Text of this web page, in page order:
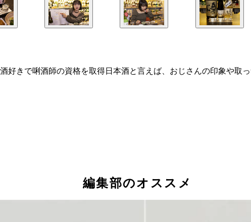
好きで唎酒師の資格を取得日本酒と言えば、おじさんの印象や取
編集部のオススメ